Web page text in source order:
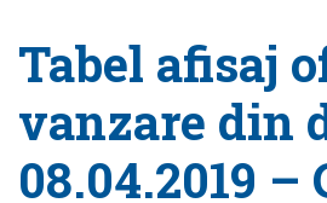
Tabel afisaj
vanzare din
08.04.2019 –